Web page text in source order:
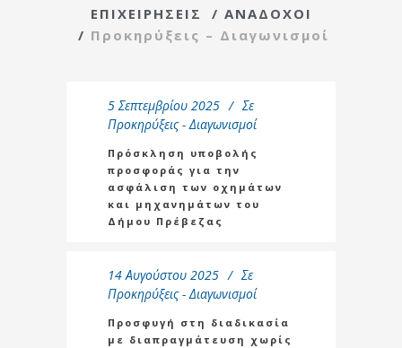
ΕΠΙΧΕΙΡΗΣΕΙΣ / ΑΝΑΔΟΧΟΙ
/ Προκηρύξεις – Διαγωνισμοί
5 Σεπτεμβρίου 2025
Σε
Προκηρύξεις - Διαγωνισμοί
Πρόσκληση υποβολής
προσφοράς για την
ασφάλιση των οχημάτων
και μηχανημάτων του
Δήμου Πρέβεζας
14 Αυγούστου 2025
Σε
Προκηρύξεις - Διαγωνισμοί
Προσφυγή στη διαδικασία
με διαπραγμάτευση χωρίς